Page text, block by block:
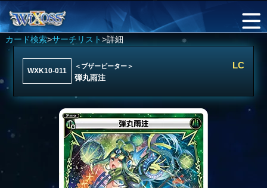
カード検索>サーチリスト>詳細
WXK10-011
＜ブザービーター＞
弾丸雨注
LC